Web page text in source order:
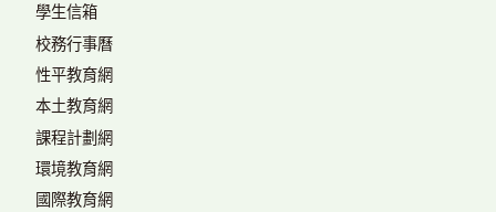
學生信箱
校務行事曆
性平教育網
本土教育網
課程計劃網
環境教育網
國際教育網